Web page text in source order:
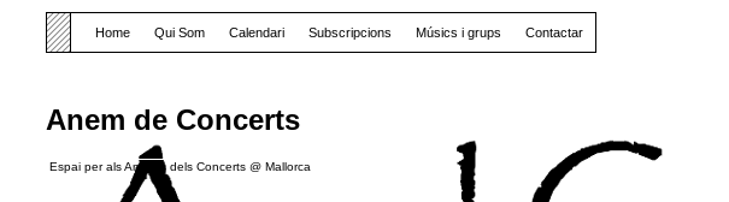
Anem de Concerts
Espai per als Amants dels Concerts @ Mallorca
Home Qui Som Calendari Subscripcions Músics i grups Contactar